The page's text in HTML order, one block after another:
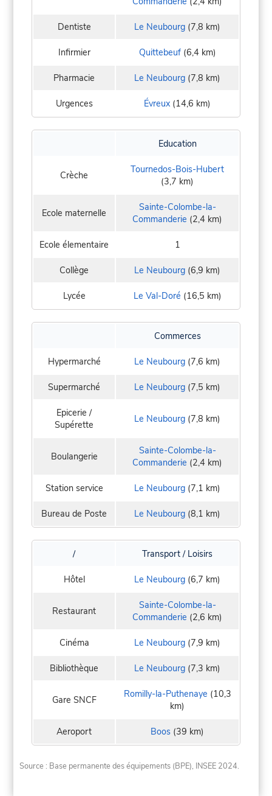
Dentiste Le Neubourg (7,8 km)
Infirmier Quittebeuf(6,4 km)
Pharmacie Le Neubourg (7,8 km)
Urgences Évreux (14,6 km)
Education
Crèche
Tournedos-Bois-Hubert
(3,7 km)
Ecole maternelle
Sainte-Colombe-la-
Commanderie (2,4 km)
Ecole élementaire 1
Collège Le Neubourg (6,9 km)
Lycée Le Val-Doré (16,5 km)
Commerces
Hypermarché Le Neubourg (7,6 km)
Supermarché Le Neubourg (7,5 km)
Epicerie /
Supérette
Le Neubourg (7,8 km)
Boulangerie
Sainte-Colombe-la-
Commanderie (2,4 km)
Station service Le Neubourg (7,1 km)
Bureau de Poste Le Neubourg (8,1 km)
/ Transport / Loisirs
Hôtel Le Neubourg (6,7 km)
Restaurant
Sainte-Colombe-la-
Commanderie (2,6 km)
Cinéma Le Neubourg (7,9 km)
Bibliothèque Le Neubourg (7,3 km)
Gare SNCF Romilly-la-Puthenaye (10,3
km)
Aeroport Boos (39 km)
Source : Base permanente des équipements (BPE), INSEE 2024.